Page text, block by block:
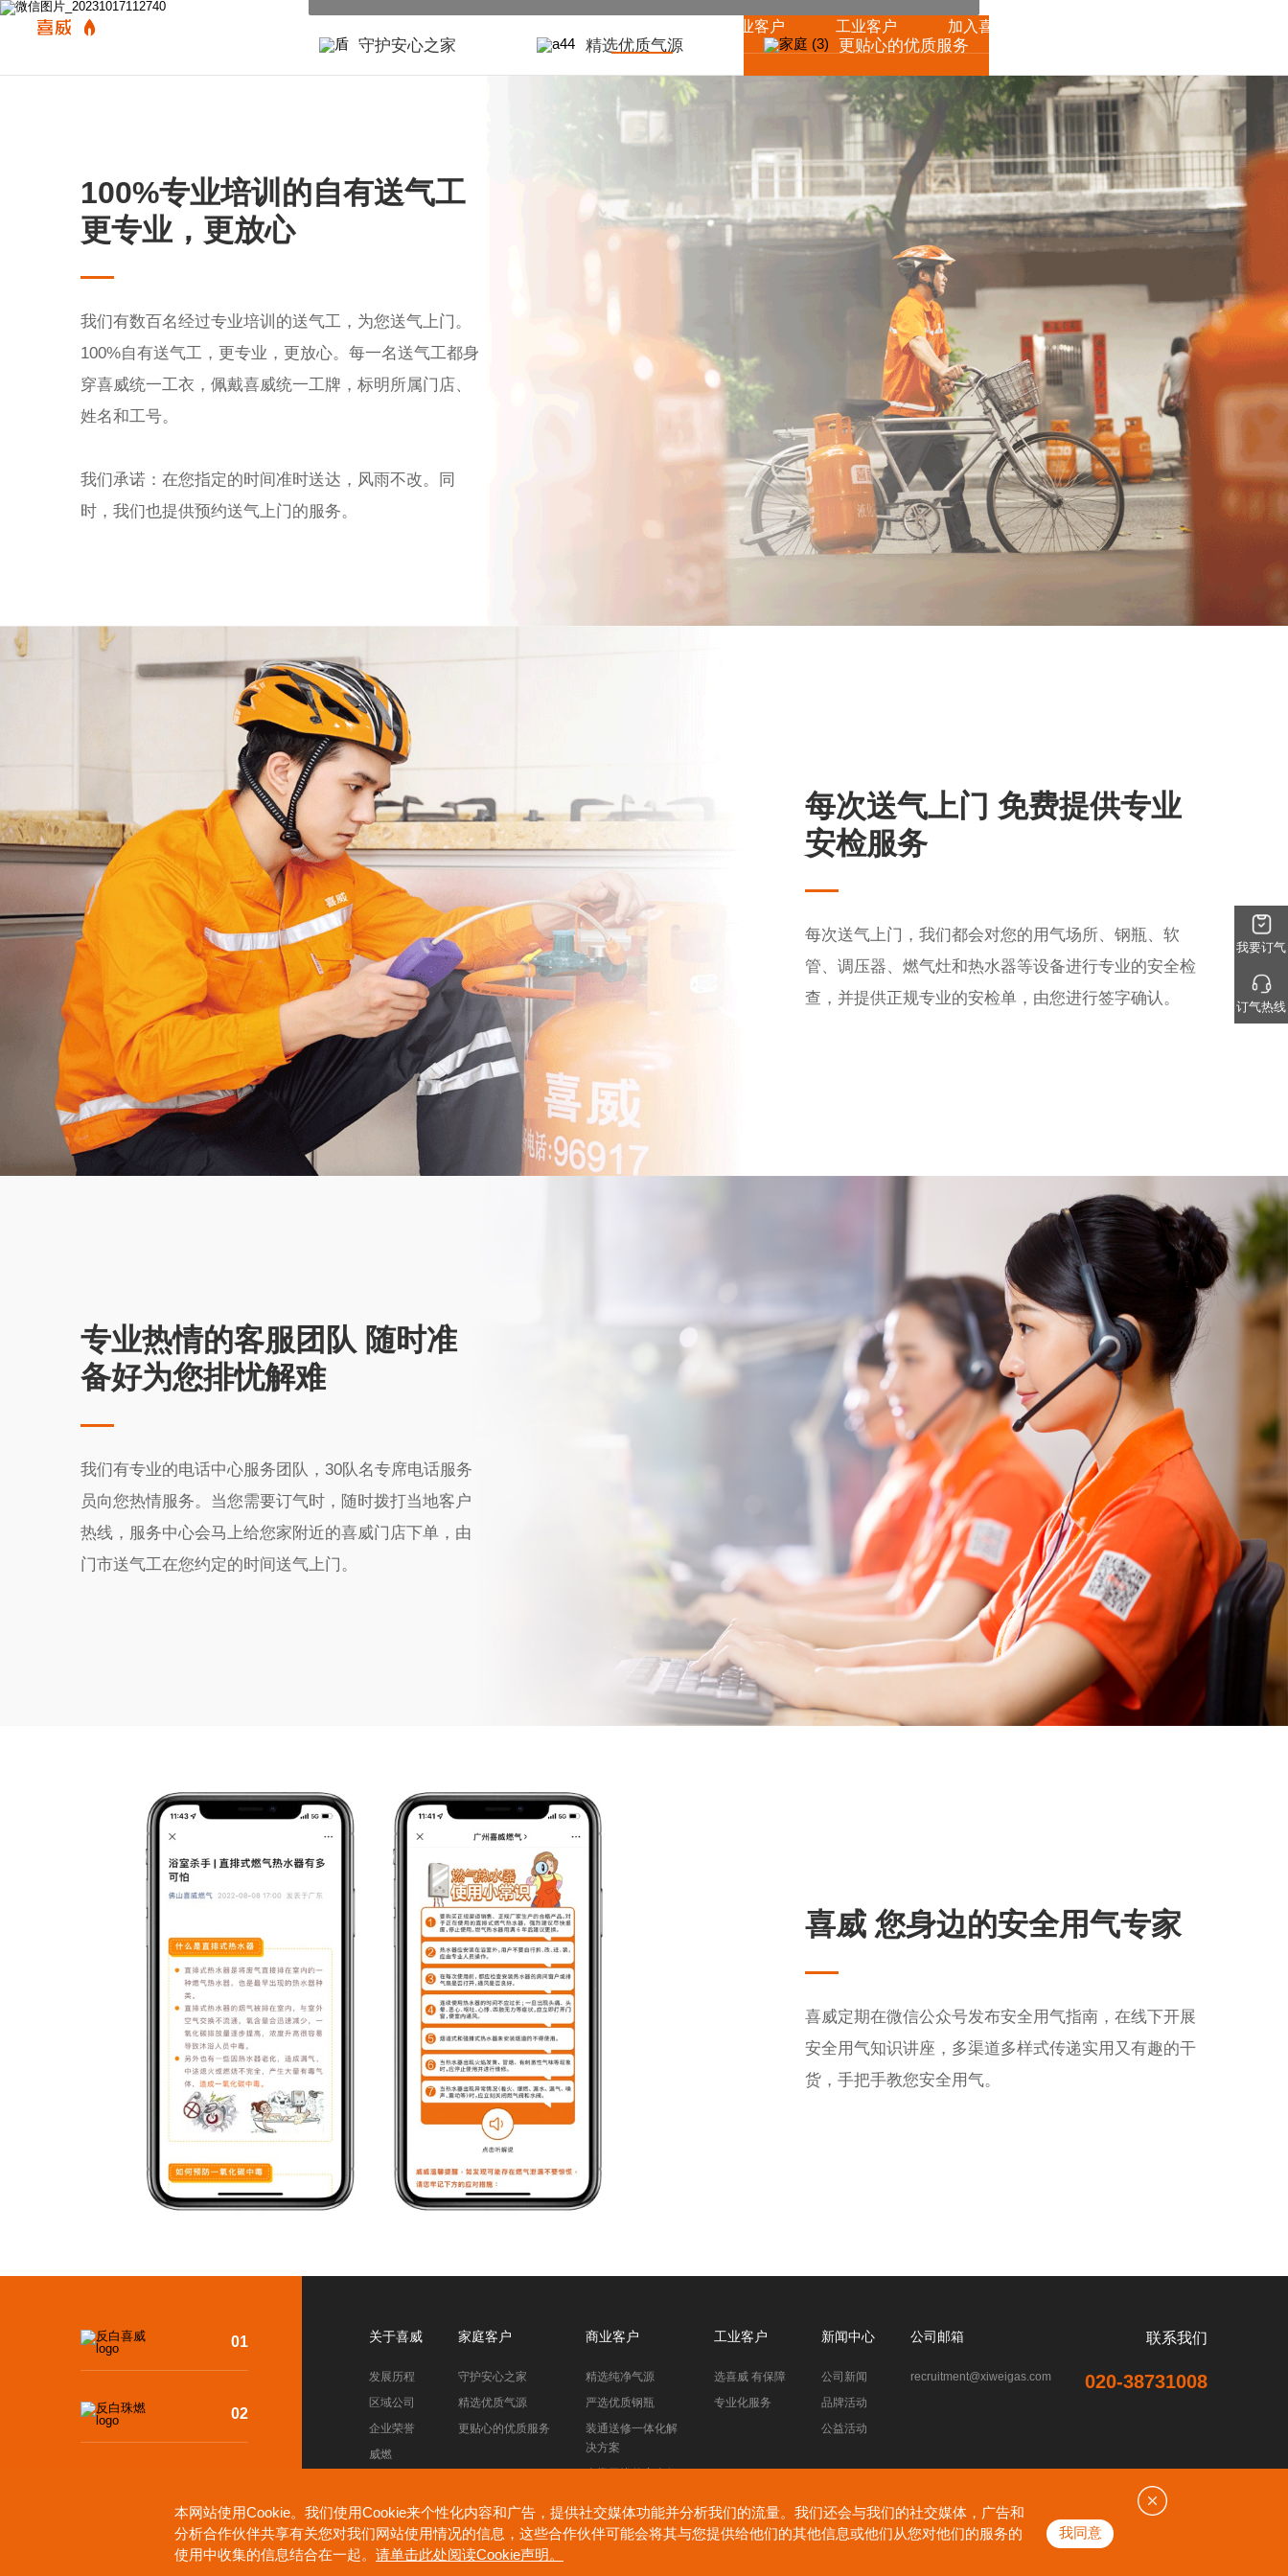
商业客户 工业客户 加入喜威
守护安心之家 精选优质气源 更贴心的优质服务
100%专业培训的自有送气工
更专业，更放心
我们有数百名经过专业培训的送气工，为您送气上门。
100%自有送气工，更专业，更放心。每一名送气工都身
穿喜威统一工衣，佩戴喜威统一工牌，标明所属门店、
姓名和工号。
我们承诺：在您指定的时间准时送达，风雨不改。同
时，我们也提供预约送气上门的服务。
每次送气上门 免费提供专业
安检服务
每次送气上门，我们都会对您的用气场所、钢瓶、软
管、调压器、燃气灶和热水器等设备进行专业的安全检
查，并提供正规专业的安检单，由您进行签字确认。
专业热情的客服团队 随时准
备好为您排忧解难
我们有专业的电话中心服务团队，30队名专席电话服务
员向您热情服务。当您需要订气时，随时拨打当地客户
热线，服务中心会马上给您家附近的喜威门店下单，由
门市送气工在您约定的时间送气上门。
喜威 您身边的安全用气专家
喜威定期在微信公众号发布安全用气指南，在线下开展
安全用气知识讲座，多渠道多样式传递实用又有趣的干
货，手把手教您安全用气。
01
02
04
关于喜威
发展历程
区域公司
企业荣誉
威燃
家庭客户
守护安心之家
精选优质气源
更贴心的优质服务
商业客户
精选纯净气源
严选优质钢瓶
装通送修一体化解
决方案
全橙无忧的安全保
工业客户
选喜威 有保障
专业化服务
新闻中心
公司新闻
品牌活动
公益活动
公司邮箱
recruitment@xiweigas.com
联系我们
020-38731008
我要订气
订气热线
本网站使用Cookie。我们使用Cookie来个性化内容和广告，提供社交媒体功能并分析我们的流量。我们还会与我们的社交媒体，广告和
分析合作伙伴共享有关您对我们网站使用情况的信息，这些合作伙伴可能会将其与您提供给他们的其他信息或他们从您对他们的服务的
使用中收集的信息结合在一起。 请单击此处阅读Cookie声明。
我同意